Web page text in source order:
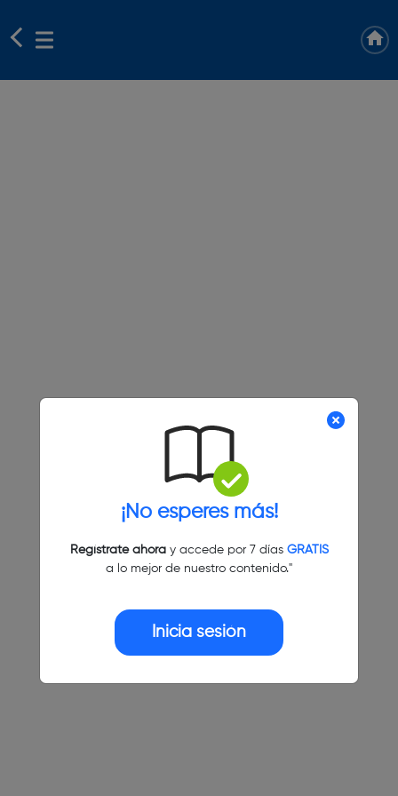
¡No esperes más!
Regístrate ahoray accede por 7 días GRATIS
a lo mejor de nuestro contenido."
Inicia sesión